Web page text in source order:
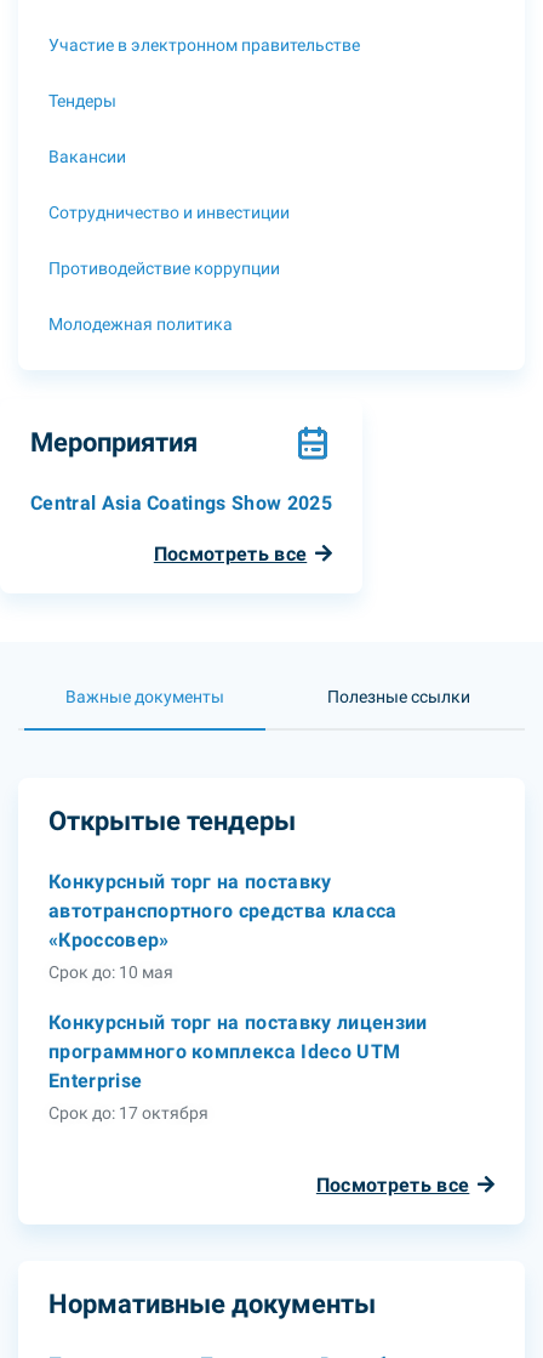
Участие в электронном правительстве
Тендеры
Вакансии
Сотрудничество и инвестиции
Противодействие коррупции
Молодежная политика
Мероприятия
Central Asia Coatings Show 2025
Посмотреть все
Важные документы Полезные ссылки
Открытые тендеры
Конкурсный торг на поставку
автотранспортного средства класса
«Кроссовер»
Срок до: 10 мая
Конкурсный торг на поставку лицензии
программного комплекса Ideco UTM
Enterprise
Срок до: 17 октября
Посмотреть все
Нормативные документы